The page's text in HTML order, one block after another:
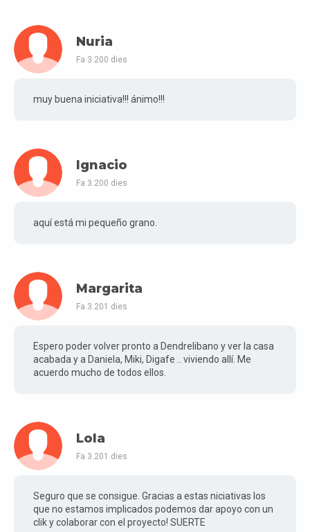
Nuria
Fa 3.200 dies
muy buena iniciativa!!! ánimo!!!
Ignacio
Fa 3.200 dies
aquí está mi pequeño grano.
Margarita
Fa 3.201 dies
Espero poder volver pronto a Dendrelibano y ver la casa
acabada y a Daniela, Miki, Digafe .. viviendo allí. Me
acuerdo mucho de todos ellos.
Lola
Fa 3.201 dies
Seguro que se consigue. Gracias a estas niciativas los
que no estamos implicados podemos dar apoyo con un
clik y colaborar con el proyecto! SUERTE